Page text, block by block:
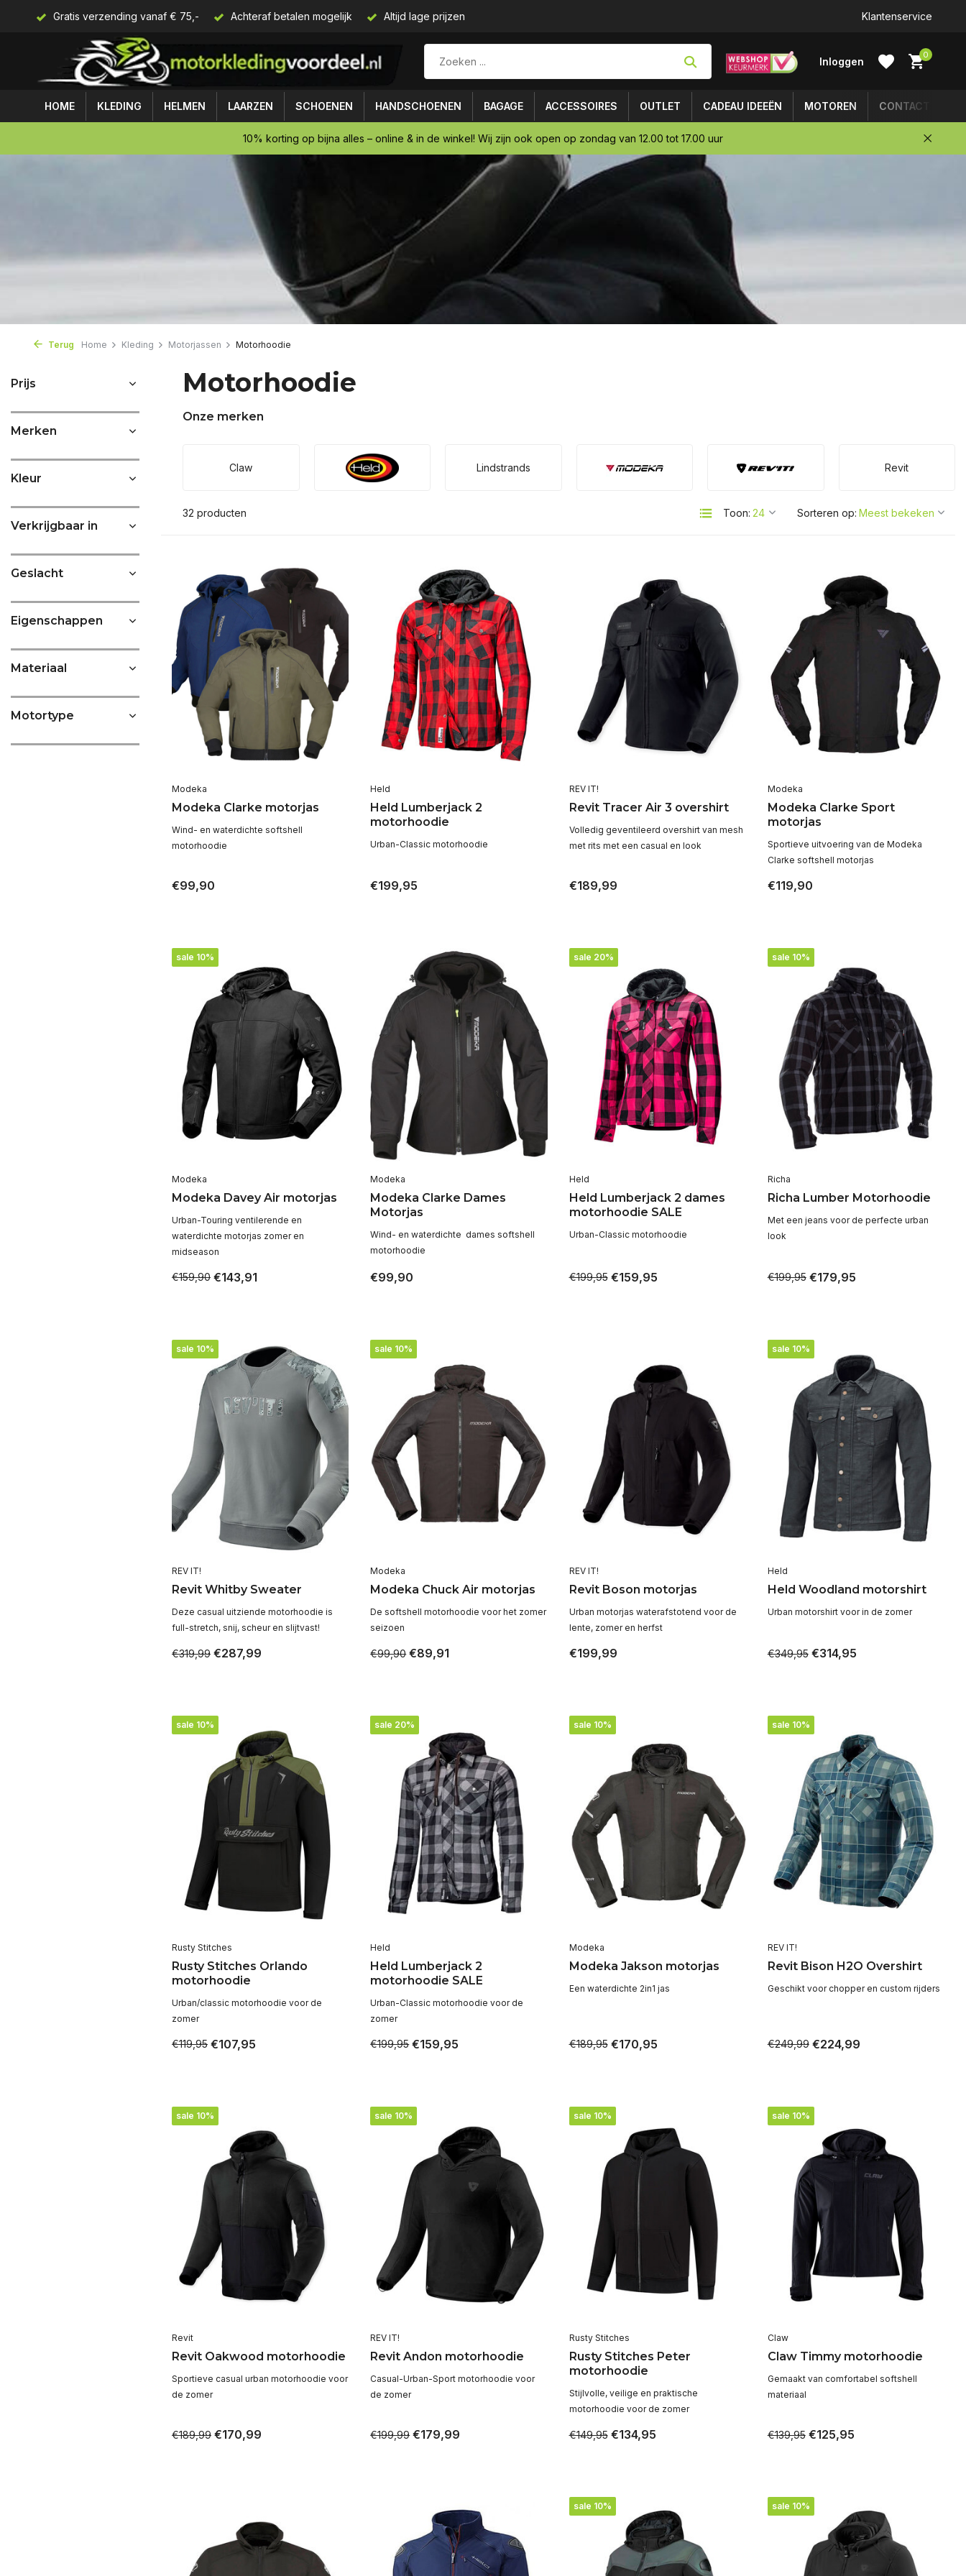
Gratis verzending vanaf € 75,- Achteraf betalen mogelijk Altijd lage prijzen Klantenservice
Inloggen
0
HOME KLEDING HELMEN LAARZEN SCHOENEN HANDSCHOENEN BAGAGE ACCESSOIRES OUTLET CADEAU IDEEËN MOTOREN CONTACT
10% korting op bijna alles – online & in de winkel! Wij zijn ook open op zondag van 12.00 tot 17.00 uur
Terug Home Kleding Motorjassen Motorhoodie
Prijs
Merken
Kleur
Verkrijgbaar in
Geslacht
Eigenschappen
Materiaal
Motortype
Motorhoodie
Onze merken
Claw Lindstrands Revit
32 producten Toon: Sorteren op:
Modeka
Modeka Clarke motorjas
Wind- en waterdichte softshell
motorhoodie
€99,90
Held
Held Lumberjack 2
motorhoodie
Urban-Classic motorhoodie
€199,95
REV IT!
Revit Tracer Air 3 overshirt
Volledig geventileerd overshirt van mesh
met rits met een casual en look
€189,99
Modeka
Modeka Clarke Sport
motorjas
Sportieve uitvoering van de Modeka
Clarke softshell motorjas
€119,90
sale 10%
Modeka
Modeka Davey Air motorjas
Urban-Touring ventilerende en
waterdichte motorjas zomer en
midseason
€159,90 €143,91
Modeka
Modeka Clarke Dames
Motorjas
Wind- en waterdichte dames softshell
motorhoodie
€99,90
sale 20%
Held
Held Lumberjack 2 dames
motorhoodie SALE
Urban-Classic motorhoodie
€199,95 €159,95
sale 10%
Richa
Richa Lumber Motorhoodie
Met een jeans voor de perfecte urban
look
€199,95 €179,95
sale 10%
REV IT!
Revit Whitby Sweater
Deze casual uitziende motorhoodie is
full-stretch, snij, scheur en slijtvast!
€319,99 €287,99
sale 10%
Modeka
Modeka Chuck Air motorjas
De softshell motorhoodie voor het zomer
seizoen
€99,90 €89,91
REV IT!
Revit Boson motorjas
Urban motorjas waterafstotend voor de
lente, zomer en herfst
€199,99
sale 10%
Held
Held Woodland motorshirt
Urban motorshirt voor in de zomer
€349,95 €314,95
sale 10%
Rusty Stitches
Rusty Stitches Orlando
motorhoodie
Urban/classic motorhoodie voor de
zomer
€119,95 €107,95
sale 20%
Held
Held Lumberjack 2
motorhoodie SALE
Urban-Classic motorhoodie voor de
zomer
€199,95 €159,95
sale 10%
Modeka
Modeka Jakson motorjas
Een waterdichte 2in1 jas
€189,95 €170,95
sale 10%
REV IT!
Revit Bison H2O Overshirt
Geschikt voor chopper en custom rijders
€249,99 €224,99
sale 10%
Revit
Revit Oakwood motorhoodie
Sportieve casual urban motorhoodie voor
de zomer
€189,99 €170,99
sale 10%
REV IT!
Revit Andon motorhoodie
Casual-Urban-Sport motorhoodie voor
de zomer
€199,99 €179,99
sale 10%
Rusty Stitches
Rusty Stitches Peter
motorhoodie
Stijlvolle, veilige en praktische
motorhoodie voor de zomer
€149,95 €134,95
sale 10%
Claw
Claw Timmy motorhoodie
Gemaakt van comfortabel softshell
materiaal
€139,95 €125,95
sale 10% sale 10%